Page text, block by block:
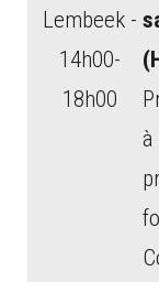
Lembeek -
14h00-
18h00
à